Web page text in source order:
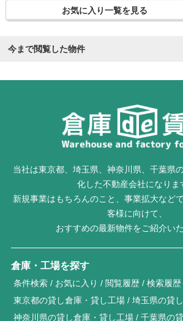
お気に入り一覧を見る
今まで閲覧した物件
当社は東京都、埼玉県、神奈川県、千葉県
化した不動産会社になりま
新規事業はもちろんのこと、事業拡大など
客様に向けて、
おすすめの最新物件をご紹介いた
倉庫・工場を探す
条件検索 お気に入り 閲覧履歴 検索履歴
東京都の貸し倉庫・貸し工場
埼玉県の貸
神奈川県の貸し倉庫・貸し工場
千葉県の